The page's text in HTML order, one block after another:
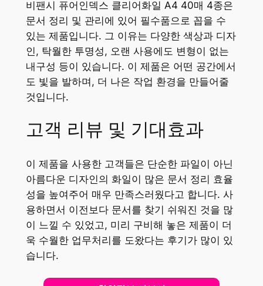
비팬시 퓨어인덱스 클리어화일 A4 40매 4종은
문서 정리 및 관리에 있어 필수품으로 꼽을 수
있는 제품입니다. 그 이유는 다양한 색상과 디자
인, 탁월한 투명성, 오랜 사용에도 변형이 없는
내구성 등이 있습니다. 이 제품은 어떤 공간에서
도 빛을 발하며, 더 나은 작업 환경을 만들어줄
것입니다.
고객 리뷰 및 기대효과
이 제품을 사용한 고객들은 단순한 파일이 아닌
아름다운 디자인의 화일이 많은 문서 정리 효율
성을 높여주어 매우 만족스러웠다고 합니다. 사
용하면서 이전보다 문서를 찾기 쉬워진 것을 많
이 느낄 수 있었고, 미리 구비해 놓은 제품이 더
욱 수월한 업무처리를 도왔다는 후기가 많이 있
습니다.